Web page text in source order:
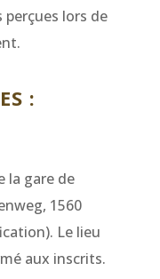
lors de
:
la gare de
1560
Le lieu
aux inscrits.